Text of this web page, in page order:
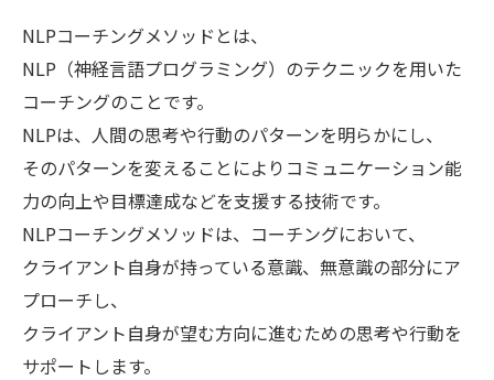
NLPコーチングメソッドとは、
NLP（神経言語プログラミング）のテクニックを用いた
コーチングのことです。
NLPは、人間の思考や行動のパターンを明らかにし、
そのパターンを変えることによりコミュニケーション能
力の向上や目標達成などを支援する技術です。
NLPコーチングメソッドは、コーチングにおいて、
クライアント自身が持っている意識、無意識の部分にア
プローチし、
クライアント自身が望む方向に進むための思考や行動を
サポートします。